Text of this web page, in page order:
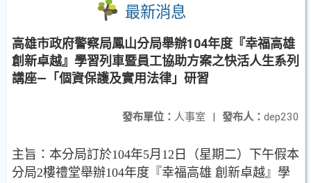
最新消息
高雄市政府警察局鳳山分局舉辦104年度『幸福高雄
創新卓越』學習列車暨員工協助方案之快活人生系列
講座—「個資保護及實用法律」研習
發布人： dep230
發布單位： 人事室 |
主旨：本分局訂於104年5月12日（星期二）下午假本
分局2樓禮堂舉辦104年度『幸福高雄 創新卓越』學